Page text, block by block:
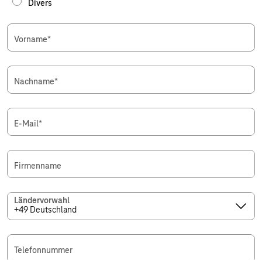
Divers
Vorname*
Nachname*
E-Mail*
Firmenname
Ländervorwahl
Telefonnummer